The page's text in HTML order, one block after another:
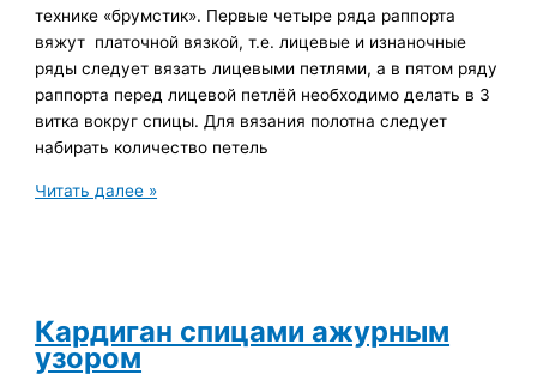
технике «брумстик». Первые четыре ряда раппорта
вяжут платочной вязкой, т.е. лицевые и изнаночные
ряды следует вязать лицевыми петлями, а в пятом ряду
раппорта перед лицевой петлёй необходимо делать в 3
витка вокруг спицы. Для вязания полотна следует
набирать количество петель
Кардиган
схема
Читать далее »
Кардиган спицами ажурным
узором